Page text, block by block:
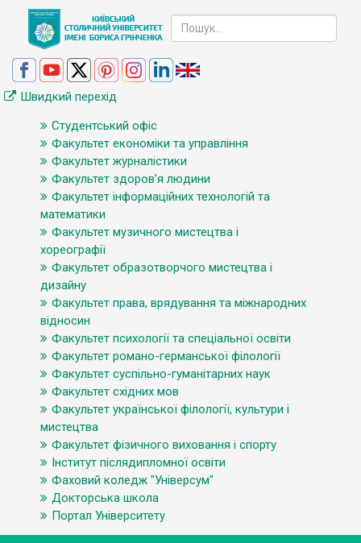
Швидкий перехід
Студентський офіс
Факультет економіки та управління
Факультет журналістики
Факультет здоров’я людини
Факультет інформаційних технологій та
математики
Факультет музичного мистецтва і
хореографії
Факультет образотворчого мистецтва і
дизайну
Факультет права, врядування та міжнародних
відносин
Факультет психології та спеціальної освіти
Факультет романо-германської філології
Факультет суспільно-гуманітарних наук
Факультет східних мов
Факультет української філології, культури і
мистецтва
Факультет фізичного виховання і спорту
Інститут післядипломної освіти
Фаховий коледж "Універсум"
Докторська школа
Портал Університету